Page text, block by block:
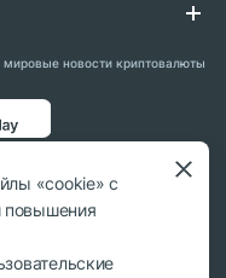
мировые новости криптовалюты
«cookie» с
повышения